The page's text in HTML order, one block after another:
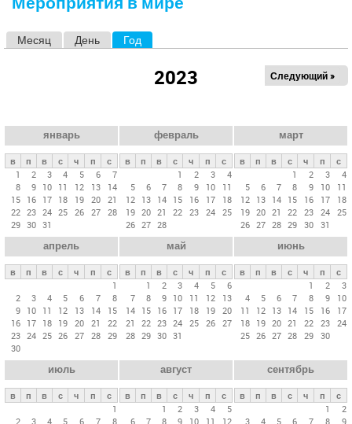
е
в
л
а
к
Месяц День Год
2023 Следующий »
январь
в п в с ч п
с
1
2 3 4 5 6
7
8
9 10 11 12 13
14
15 16 17 18 19 20 21
22 23 24 25 26 27 28
29 30 31
февраль
в п в с ч п
с
1
2 3
4
5
6 7 8 9 10
11
12 13 14 15 16 17
18
19 20 21 22 23 24 25
26 27 28
март
в п в с ч п
с
1
2 3
4
5
6 7 8 9 10
11
12 13 14 15 16 17
18
19 20 21 22 23 24 25
26 27 28 29 30 31
апрель
в п в с ч п
с
1
2
3 4 5 6 7
8
9 10 11 12 13 14
15
16 17 18 19 20 21
22
23 24 25 26 27 28 29
30
май
в п в с ч п
с
1
2 3 4 5
6
7
8 9 10 11 12
13
14 15 16 17 18 19 20
21
22 23 24 25 26 27
28 29 30 31
июнь
в п в с ч п
с
1
2
3
4
5 6 7 8 9
10
11
12 13 14 15 16
17
18 19 20 21 22 23 24
25 26 27 28 29 30
июль
в п в с ч п
с
1
2
3 4 5 6 7 8
август
в п в с ч п
с
1
2 3 4
5
6
7 8 9 10 11 12
сентябрь
в п в с ч п
с
1
2
3
4 5 6 7 8 9